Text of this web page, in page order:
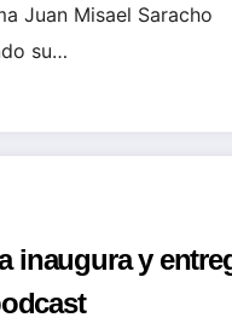
Juan Misael Saracho
su…
inaugura y